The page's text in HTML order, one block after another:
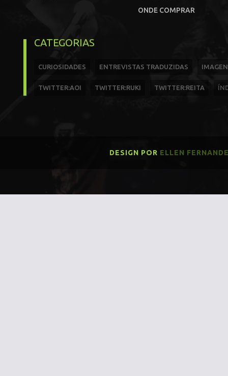
ONDE COMPRAR
CATEGORIAS
CURIOSIDADES ENTREVISTAS TRADUZIDAS
TWITTER:AOI TWITTER:RUKI TWITTER:REITA
DESIGN POR ELLEN